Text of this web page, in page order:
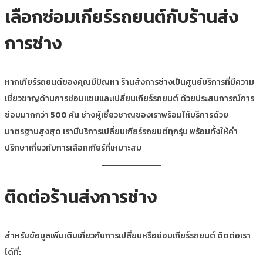
เลือกซ่อมเกียร์รถยนต์กับร้านส่ง
การช่าง
หากเกียร์รถยนต์ของคุณมีปัญหา ร้านส่งการช่างเป็นศูนย์บริการที่มีความ
เชี่ยวชาญด้านการซ่อมแซมและเปลี่ยนเกียร์รถยนต์ ด้วยประสบการณ์การ
ซ่อมมากกว่า 500 คัน ช่างผู้เชี่ยวชาญของเราพร้อมให้บริการด้วย
มาตรฐานสูงสุด เรามีบริการเปลี่ยนเกียร์รถยนต์ทุกรุ่น พร้อมทั้งให้คำ
ปรึกษาเกี่ยวกับการเลือกเกียร์ที่เหมาะสม
ติดต่อร้านส่งการช่าง
สำหรับข้อมูลเพิ่มเติมเกี่ยวกับการเปลี่ยนหรือซ่อมเกียร์รถยนต์ ติดต่อเรา
ได้ที่: